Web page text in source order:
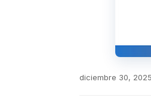
diciembre 30, 2025